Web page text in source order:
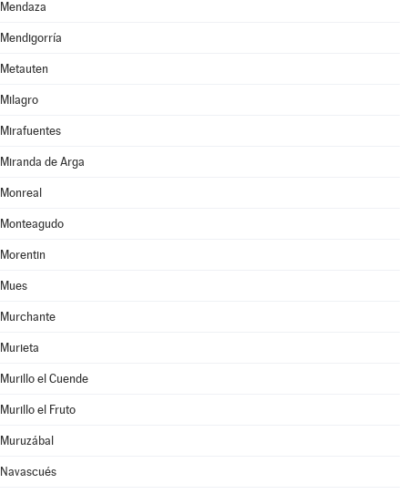
Mendaza
Mendigorría
Metauten
Milagro
Mirafuentes
Miranda de Arga
Monreal
Monteagudo
Morentin
Mues
Murchante
Murieta
Murillo el Cuende
Murillo el Fruto
Muruzábal
Navascués